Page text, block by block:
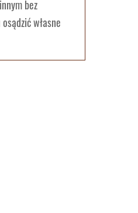
bez
własne